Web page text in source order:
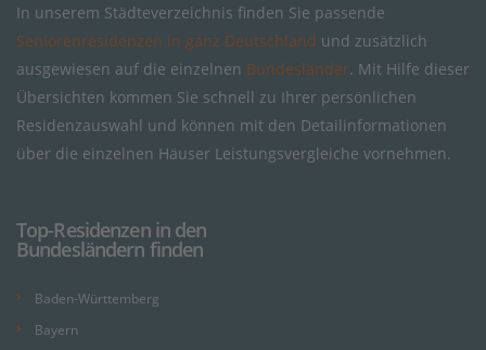
In unserem Städteverzeichnis finden Sie passende
Seniorenresidenzen in ganz Deutschland und zusätzlich
ausgewiesen auf die einzelnen Bundesländer. Mit Hilfe dieser
Übersichten kommen Sie schnell zu Ihrer persönlichen
Residenzauswahl und können mit den Detailinformationen
über die einzelnen Häuser Leistungsvergleiche vornehmen.
Top-Residenzen in den
Bundesländern finden
Baden-Württemberg
Bayern